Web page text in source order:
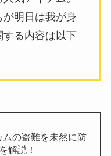
明日は我が身
する内容は以下
の盗難を未然に防
解説！